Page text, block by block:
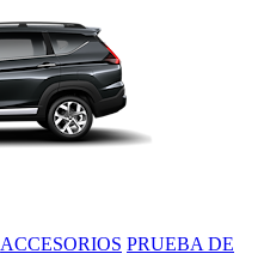
ACCESORIOS PRUEBA DE